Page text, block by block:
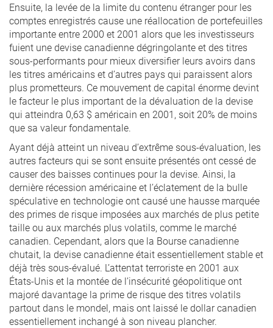
Ensuite, la levée de la limite du contenu étranger pour les
comptes enregistrés cause une réallocation de portefeuilles
importante entre 2000 et 2001 alors que les investisseurs
fuient une devise canadienne dégringolante et des titres
sous-performants pour mieux diversifier leurs avoirs dans
les titres américains et d’autres pays qui paraissent alors
plus prometteurs. Ce mouvement de capital énorme devint
le facteur le plus important de la dévaluation de la devise
qui atteindra 0,63 $ américain en 2001, soit 20% de moins
que sa valeur fondamentale.
Ayant déjà atteint un niveau d’extrême sous-évaluation, les
autres facteurs qui se sont ensuite présentés ont cessé de
causer des baisses continues pour la devise. Ainsi, la
dernière récession américaine et l’éclatement de la bulle
spéculative en technologie ont causé une hausse marquée
des primes de risque imposées aux marchés de plus petite
taille ou aux marchés plus volatils, comme le marché
canadien. Cependant, alors que la Bourse canadienne
chutait, la devise canadienne était essentiellement stable et
déjà très sous-évalué. L’attentat terroriste en 2001 aux
États-Unis et la montée de l’insécurité géopolitique ont
majoré davantage la prime de risque des titres volatils
partout dans le mondel, mais ont laissé le dollar canadien
essentiellement inchangé à son niveau plancher.